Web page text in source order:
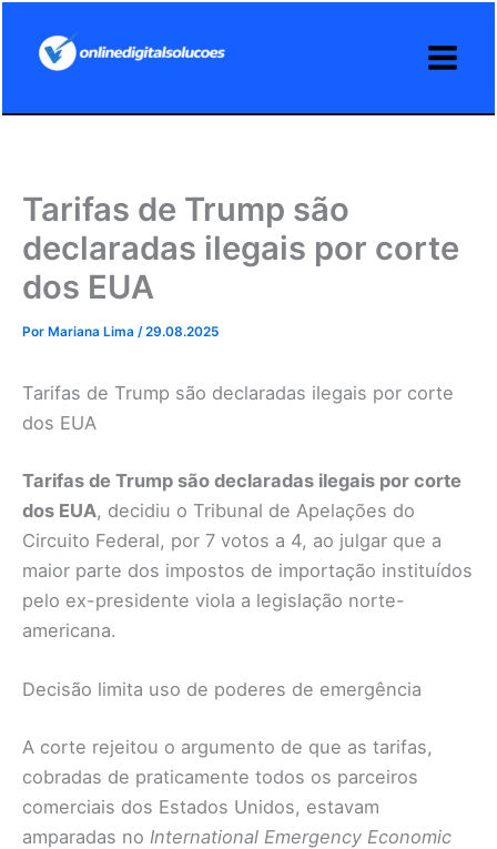
Tarifas de Trump são
declaradas ilegais por corte
dos EUA
Por Mariana Lima /29.08.2025
Tarifas de Trump são declaradas ilegais por corte
dos EUA
Tarifas de Trump são declaradas ilegais por corte
dos EUA, decidiu o Tribunal de Apelações do
Circuito Federal, por 7 votos a 4, ao julgar que a
maior parte dos impostos de importação instituídos
pelo ex-presidente viola a legislação norte-
americana.
Decisão limita uso de poderes de emergência
A corte rejeitou o argumento de que as tarifas,
cobradas de praticamente todos os parceiros
comerciais dos Estados Unidos, estavam
amparadas no International Emergency Economic